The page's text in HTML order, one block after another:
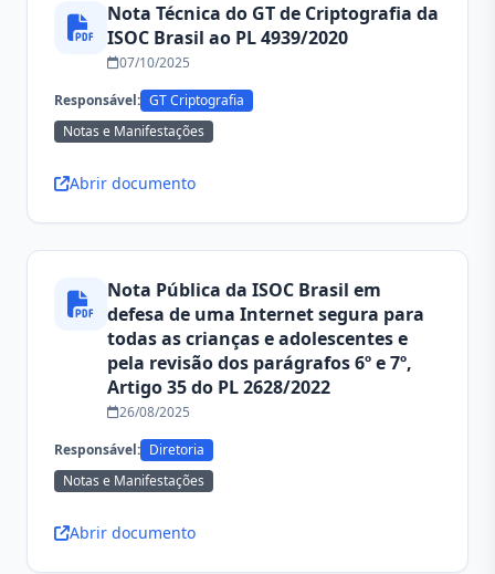
Nota Técnica do GT de Criptografia da
ISOC Brasil ao PL 4939/2020
07/10/2025
Responsável: GT Criptografia
Notas e Manifestações
Abrir documento
Nota Pública da ISOC Brasil em
defesa de uma Internet segura para
todas as crianças e adolescentes e
pela revisão dos parágrafos 6º e 7º,
Artigo 35 do PL 2628/2022
26/08/2025
Responsável: Diretoria
Notas e Manifestações
Abrir documento